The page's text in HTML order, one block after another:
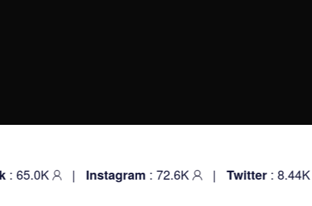
| Instagram: 72.6K | Twitter: 8.44K